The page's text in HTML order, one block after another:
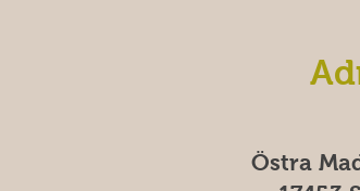
Östra